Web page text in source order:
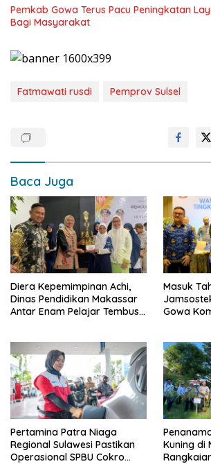
Pemkab Gowa Terus Pacu Peningkatan
Bagi Masyarakat
Fatmawati rusdi Pemprov Sulsel
Baca Juga
Diera Kepemimpinan Achi,
Dinas Pendidikan Makassar
Antar Enam Pelajar Tembus
Masuk
Gowa
Pertamina Patra Niaga
Regional Sulawesi Pastikan
Operasional SPBU Cokro
Kuning di